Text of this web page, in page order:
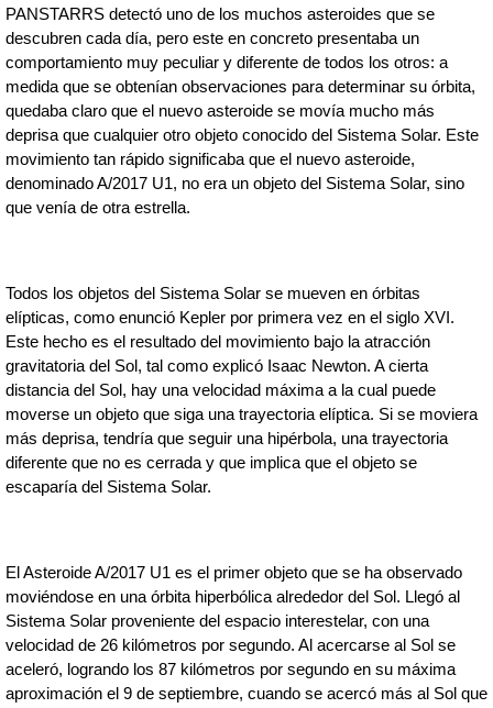
PANSTARRS detectó uno de los muchos asteroides que se
descubren cada día, pero este en concreto presentaba un
comportamiento muy peculiar y diferente de todos los otros: a
medida que se obtenían observaciones para determinar su órbita,
quedaba claro que el nuevo asteroide se movía mucho más
deprisa que cualquier otro objeto conocido del Sistema Solar. Este
movimiento tan rápido significaba que el nuevo asteroide,
denominado A/2017 U1, no era un objeto del Sistema Solar, sino
que venía de otra estrella.
Todos los objetos del Sistema Solar se mueven en órbitas
elípticas, como enunció Kepler por primera vez en el siglo XVI.
Este hecho es el resultado del movimiento bajo la atracción
gravitatoria del Sol, tal como explicó Isaac Newton. A cierta
distancia del Sol, hay una velocidad máxima a la cual puede
moverse un objeto que siga una trayectoria elíptica. Si se moviera
más deprisa, tendría que seguir una hipérbola, una trayectoria
diferente que no es cerrada y que implica que el objeto se
escaparía del Sistema Solar.
El Asteroide A/2017 U1 es el primer objeto que se ha observado
moviéndose en una órbita hiperbólica alrededor del Sol. Llegó al
Sistema Solar proveniente del espacio interestelar, con una
velocidad de 26 kilómetros por segundo. Al acercarse al Sol se
aceleró, logrando los 87 kilómetros por segundo en su máxima
aproximación el 9 de septiembre, cuando se acercó más al Sol que